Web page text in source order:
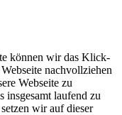
können wir das Klick-
nachvollziehen
Webseite zu
insgesamt laufend zu
wir auf dieser